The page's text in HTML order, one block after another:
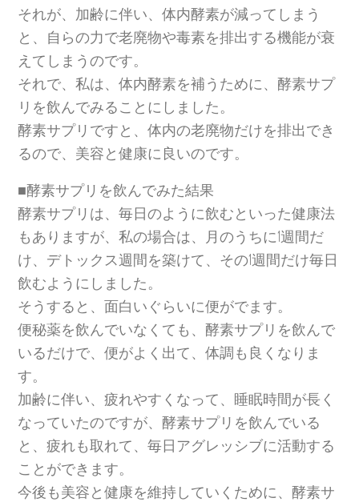
それが、加齢に伴い、体内酵素が減ってしまう
と、自らの力で老廃物や毒素を排出する機能が衰
えてしまうのです。
それで、私は、体内酵素を補うために、酵素サプ
リを飲んでみることにしました。
酵素サプリですと、体内の老廃物だけを排出でき
るので、美容と健康に良いのです。
■酵素サプリを飲んでみた結果
酵素サプリは、毎日のように飲むといった健康法
もありますが、私の場合は、月のうちに1週間だ
け、デトックス週間を築けて、その1週間だけ毎日
飲むようにしました。
そうすると、面白いぐらいに便がでます。
便秘薬を飲んでいなくても、酵素サプリを飲んで
いるだけで、便がよく出て、体調も良くなりま
す。
加齢に伴い、疲れやすくなって、睡眠時間が長く
なっていたのですが、酵素サプリを飲んでいる
と、疲れも取れて、毎日アグレッシブに活動する
ことができます。
今後も美容と健康を維持していくために、酵素サ